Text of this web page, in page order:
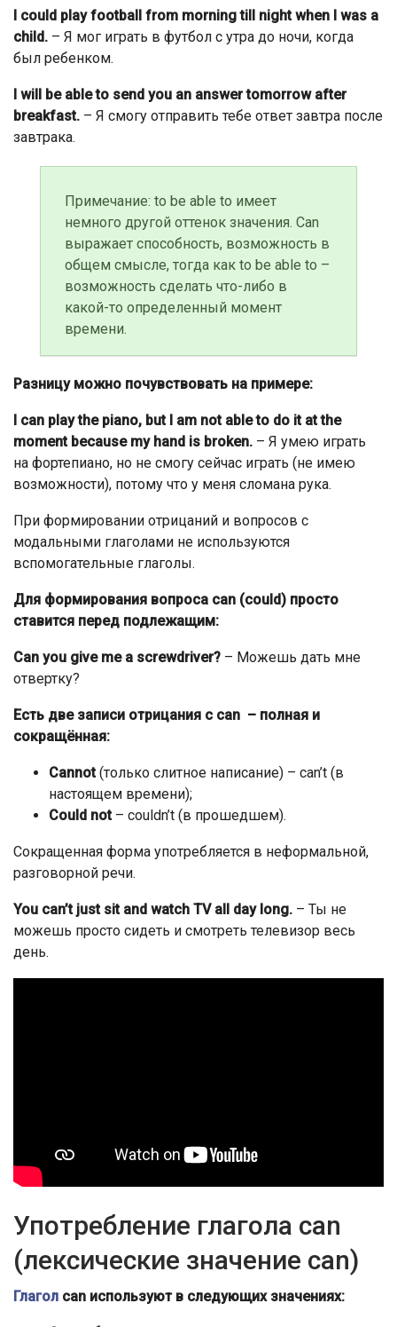
I could play football from morning till night when I was a
child. – Я мог играть в футбол с утра до ночи, когда
был ребенком.
I will be able to send you an answer tomorrow after
breakfast. – Я смогу отправить тебе ответ завтра после
завтрака.
Примечание: to be able to имеет
немного другой оттенок значения. Can
выражает способность, возможность в
общем смысле, тогда как to be able to –
возможность сделать что-либо в
какой-то определенный момент
времени.
Разницу можно почувствовать на примере:
I can play the piano, but I am not able to do it at the
moment because my hand is broken. – Я умею играть
на фортепиано, но не смогу сейчас играть (не имею
возможности), потому что у меня сломана рука.
При формировании отрицаний и вопросов с
модальными глаголами не используются
вспомогательные глаголы.
Для формирования вопроса can (could) просто
ставится перед подлежащим:
Can you give me a screwdriver? – Можешь дать мне
отвертку?
Есть две записи отрицания с can – полная и
сокращённая:
Cannot(только слитное написание) – can’t (в
настоящем времени);
Could not– couldn’t (в прошедшем).
Сокращенная форма употребляется в неформальной,
разговорной речи.
You can’t just sit and watch TV all day long. – Ты не
можешь просто сидеть и смотреть телевизор весь
день.
Употребление глагола can
(лексические значение can)
Глагол can используют в следующих значениях: